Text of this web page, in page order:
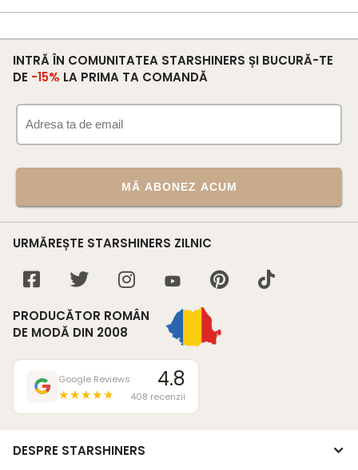
INTRĂ ÎN COMUNITATEA STARSHINERS ȘI BUCURĂ-TE
DE -15% LA PRIMA TA COMANDĂ
MĂ ABONEZ ACUM
URMĂREȘTE STARSHINERS ZILNIC
PRODUCĂTOR ROMÂN
DE MODĂ DIN 2008
Google Reviews
★★★★★
4.8
408 recenzii
DESPRE STARSHINERS